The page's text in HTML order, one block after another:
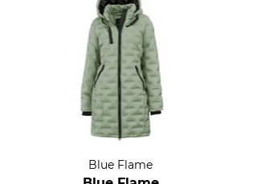
Blue Flame